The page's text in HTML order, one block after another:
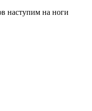
наступим на ноги